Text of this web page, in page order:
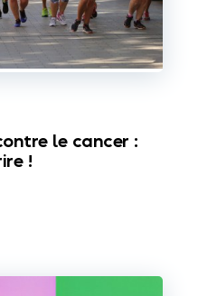
le cancer :
!